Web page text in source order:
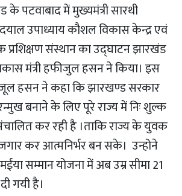
के पटवाबाद में मुख्यमंत्री सारथी
उपाध्याय कौशल विकास केन्द्र एवं
संस्थान का उद्घाटन झारखंड
मंत्री हफीजुल हसन ने किया। इस
हसन ने कहा कि झारखण्ड सरकार
बनाने के लिए पूरे राज्य में निः शुल्क
कर रही है ।ताकि राज्य के युवक
कर आत्मनिर्भर बन सके। उन्होने
सम्मान योजना में अब उम्र सीमा 21
गयी है।